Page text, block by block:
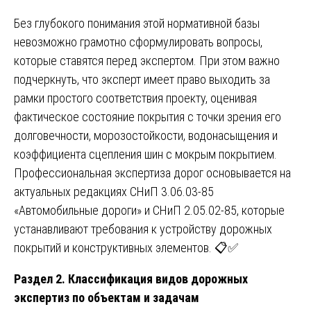
Без глубокого понимания этой нормативной базы
невозможно грамотно сформулировать вопросы,
которые ставятся перед экспертом. При этом важно
подчеркнуть, что эксперт имеет право выходить за
рамки простого соответствия проекту, оценивая
фактическое состояние покрытия с точки зрения его
долговечности, морозостойкости, водонасыщения и
коэффициента сцепления шин с мокрым покрытием.
Профессиональная экспертиза дорог основывается на
актуальных редакциях СНиП 3.06.03-85
«Автомобильные дороги» и СНиП 2.05.02-85, которые
устанавливают требования к устройству дорожных
покрытий и конструктивных элементов. 📋✅
Раздел 2. Классификация видов дорожных
экспертиз по объектам и задачам